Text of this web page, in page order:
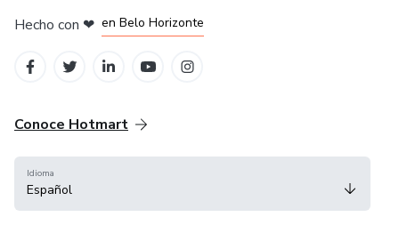
Hecho con ❤ en Belo Horizonte
Conoce Hotmart
Idioma
Español